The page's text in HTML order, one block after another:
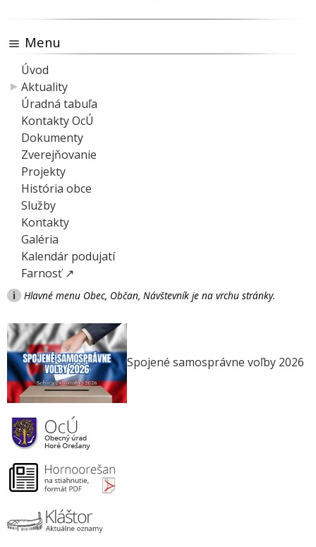
Menu
Úvod
Aktuality
Úradná tabuľa
Kontakty OcÚ
Dokumenty
Zverejňovanie
Projekty
História obce
Služby
Kontakty
Galéria
Kalendár podujatí
Farnosť ↗
i Hlavné menu Obec, Občan, Návštevník je na vrchu stránky.
Spojené samosprávne voľby 2026